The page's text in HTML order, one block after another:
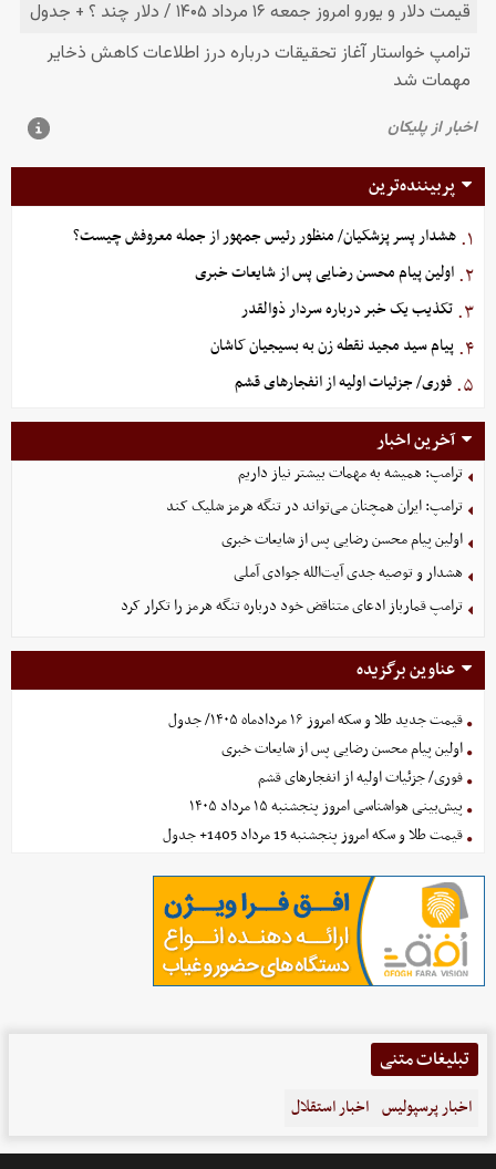
پربیننده‌ترین
۱. هشدار پسر پزشکیان/ منظور رئیس جمهور از جمله معروفش چیست؟
۲. اولین پیام محسن رضایی پس از شایعات خبری
۳. تکذیب یک خبر درباره سردار ذوالقدر
۴. پیام سید مجید نقطه زن به بسیجیان کاشان
۵. فوری/ جزئیات اولیه از انفجارهای قشم
آخرین اخبار
ترامپ: همیشه به مهمات بیشتر نیاز داریم
ترامپ: ایران همچنان می‌تواند در تنگه هرمز شلیک کند
اولین پیام محسن رضایی پس از شایعات خبری
هشدار و توصیه جدی آیت‌الله جوادی آملی
ترامپ قمارباز ادعای متناقض خود درباره تنگه هرمز را تکرار کرد
عناوین برگزیده
قیمت جدید طلا و سکه امروز ۱۶ مردادماه ۱۴۰۵/ جدول
اولین پیام محسن رضایی پس از شایعات خبری
فوری/ جزئیات اولیه از انفجارهای قشم
پیش‌بینی هواشناسی امروز پنجشنبه ۱۵ مرداد ۱۴۰۵
قیمت طلا و سکه امروز پنجشنبه 15 مرداد 1405+ جدول
تبلیغات متنی
اخبار پرسپولیس اخبار استقلال